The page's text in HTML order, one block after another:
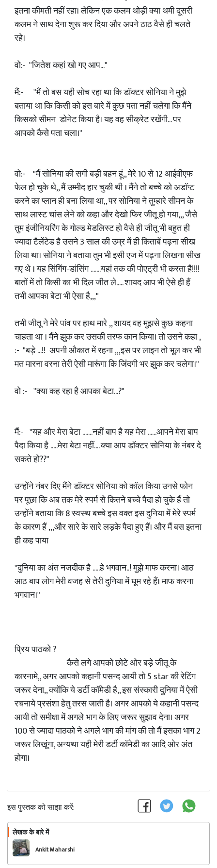
इतना कीमती नहीं रहा। लेकिन एक कलम थोड़ी क्या थमी दूसरी
कलम ने साथ देना शुरू कर दिया और अपने ठाठ वैसे ही चलते
रहे।
वो:- "जितेश कहां खो गए आप..."
मैं:- "मैं तो बस यही सोच रहा था कि डॉक्टर सोनिया ने मुझे
बताया था कि किसी को इस बारे में कुछ पता नहीं चलेगा कि मैंने
किसको सीमन डोनेट किया है। यह वह सीक्रेट रखेंगी... पर
आपको कैसे पता चला।"
वो:- "मैं सोनिया की सगी बड़ी बहन हूं,, मेरे 10 से 12 आईवीएफ
फेल हो चुके थे,, मैं उम्मीद हार चुकी थी । मैंने तो बच्चे को अडॉप्ट
करने का प्लान ही बना लिया था,, पर सोनिया ने तुम्हारे सीमन के
साथ लास्ट चांस लेने को कहा और देखो फिर जीतू हो गया,,, जैसे
तुम इंजीनियरिंग के गोल्ड मेडलिस्ट हो वैसे ही जीतू भी बहुत ही
ज्यादा टैलेंटेड है उसने 3 साल की उम्र में ही किताबें पढ़ना सीख
लिया था। सोनिया ने बताया तुम भी इसी एज में पढ़ना लिखना सीख
गए थे । यह सिंगिंग-डांसिंग .......यहां तक की पोएट्री भी करता है!!!!
बातों में तो किसी का भी दिल जीत ले..... शायद आप भी ऐसे ही हैं
तभी आपका बेटा भी ऐसा है,,,"
तभी जीतू ने मेरे पांव पर हाथ मारे ,, शायद वह मुझसे कुछ कहना
चाहता था । मैंने झुक कर उसकी तरफ कान किया। तो उसने कहा ,
:- "बड़े ...!! अपनी औकात में रहना ,,,इस पर लाइन तो भूल कर भी
मत मारना वरना तेरी ऐसी मारूंगा कि जिंदगी भर झुक कर चलेगा।"
वो :- "क्या कह रहा है आपका बेटा...?"
मैं:- "यह और मेरा बेटा .......नहीं बाप है यह मेरा ......आपने मेरा बाप
पैदा किया है .....मेरा बेटा नहीं.... क्या आप डॉक्टर सोनिया के नंबर दे
सकते हो??"
उन्होंने नंबर दिए मैंने डॉक्टर सोनिया को कॉल किया उनसे फोन
पर पूछा कि अब तक मेरे स्पर्म से कितने बच्चे पैदा हो चुके हैं तो
उन्होंने बताया कि 8 स्वस्थ बच्चे इस वक्त इस दुनिया में मेरे स्पर्म
के कारण हैं ,,,और सारे के सारे लड़के पैदा हुए हैं। और मैं बस इतना
ही कह पाया
"दुनिया का अंत नजदीक है .....हे भगवान..! मुझे माफ करना। आठ
आठ बाप लोग मेरी वजह से तेरी दुनिया में घूम रहे हैं। माफ करना
भगवान।"
प्रिय पाठको ?
कैसे लगे आपको छोटे ओर बड़े जीतू के
कारनामे,, अगर आपको कहानी पसन्द आयी तो 5 star की रेटिंग
जरूर देना,, क्योंकि ये डर्टी कॉमेडी है,, इस संस्कारी दुनिया में ऐसी
रचनाये प्रसंशा हेतु तरस जाती है। अगर आपको ये कहानी पसन्द
आयी तो समीक्षा में अगले भाग के लिए जरूर सुझाव देना। अगर
100 से ज्यादा पाठको ने अगले भाग की मांग की तो मैं इसका भाग 2
जरूर लिखूंगा, अन्यथा यही मेरी डर्टी कॉमेडी का आदि ओर अंत
होगा।
इस पुस्तक को साझा करें:
लेखक के बारे में
Ankit Maharshi